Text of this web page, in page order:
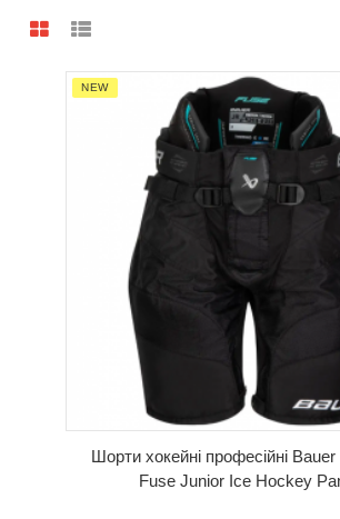
NEW
Шорти хокейні професійні
Fuse Junior Ice Hockey